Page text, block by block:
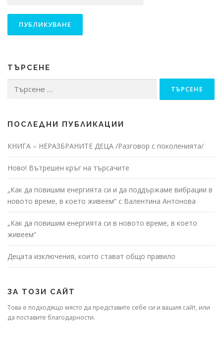
ТЪРСЕНЕ
ПОСЛЕДНИ ПУБЛИКАЦИИ
КНИГА – НЕРАЗБРАНИТЕ ДЕЦА /Разговор с поколенията/
Ново! Вътрешен кръг на търсачите
„Как да повишим енергията си и да поддържаме вибрации в
новото време, в което живеем“ с Валентина Антонова
„Как да повишим енергията си в новото време, в което
живеем“
Децата изключения, които стават общо правило
ЗА ТОЗИ САЙТ
Това е подходящо място да представите себе си и вашия сайт, или
да поставите благодарности.